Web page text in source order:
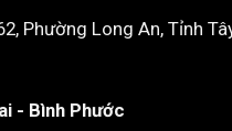
Phường Long An, Tỉnh
- Bình Phước